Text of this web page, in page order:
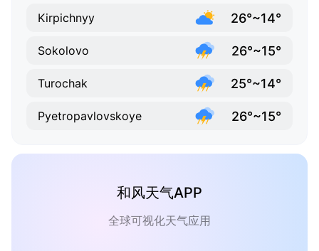
Kirpichnyy 26°~14°
Sokolovo 26°~15°
Turochak 25°~14°
Pyetropavlovskoye 26°~15°
和风天气APP
全球可视化天气应用